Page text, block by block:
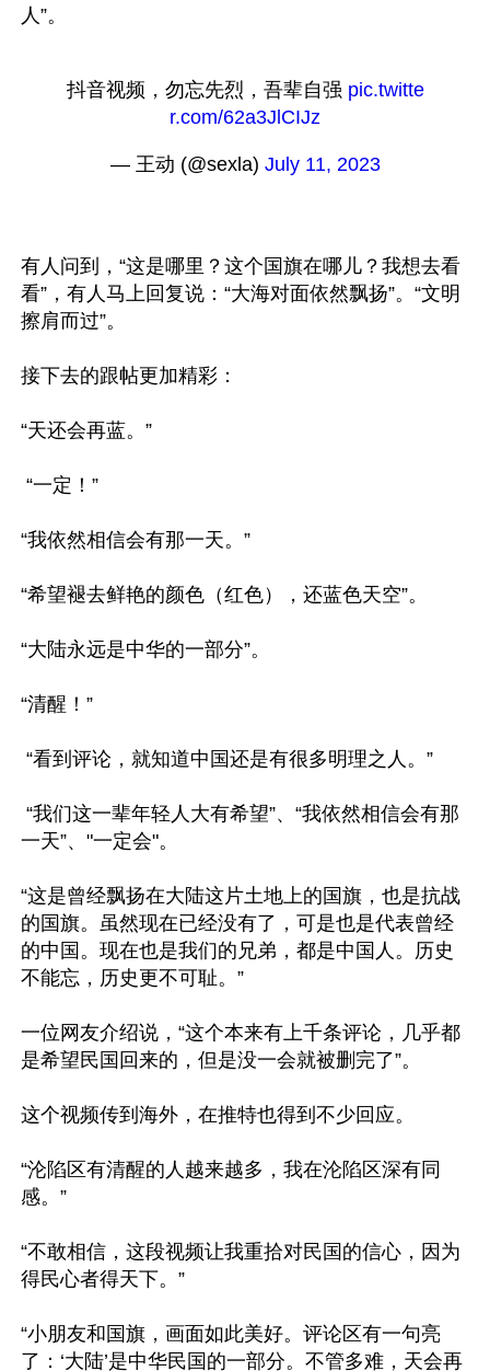
抖音视频，勿忘先烈，吾辈自强 pic.twitte
r.com/62a3JlCIJz
— 王动 (@sexla) July 11, 2023
有人问到，“这是哪里？这个国旗在哪儿？我想去看
看”，有人马上回复说：“大海对面依然飘扬”。“文明
擦肩而过”。
接下去的跟帖更加精彩：
“天还会再蓝。”
“我依然相信会有那一天。”
“希望褪去鲜艳的颜色（红色），还蓝色天空”。
“大陆永远是中华的一部分”。
“清醒！”
一天”、"一定会"。
“这是曾经飘扬在大陆这片土地上的国旗，也是抗战
的国旗。虽然现在已经没有了，可是也是代表曾经
的中国。现在也是我们的兄弟，都是中国人。历史
不能忘，历史更不可耻。”
一位网友介绍说，“这个本来有上千条评论，几乎都
是希望民国回来的，但是没一会就被删完了”。
这个视频传到海外，在推特也得到不少回应。
“沦陷区有清醒的人越来越多，我在沦陷区深有同
感。”
“不敢相信，这段视频让我重拾对民国的信心，因为
得民心者得天下。”
“小朋友和国旗，画面如此美好。评论区有一句亮
了：‘大陆’是中华民国的一部分。不管多难，天会再